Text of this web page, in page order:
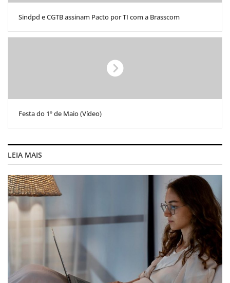
Sindpd e CGTB assinam Pacto por TI com a Brasscom
Festa do 1º de Maio (Vídeo)
LEIA MAIS